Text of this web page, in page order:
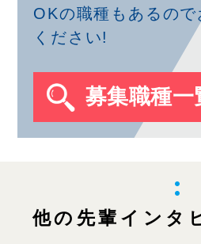
OKの職種もあるの
ください!
募集職種一
他の先輩インタ